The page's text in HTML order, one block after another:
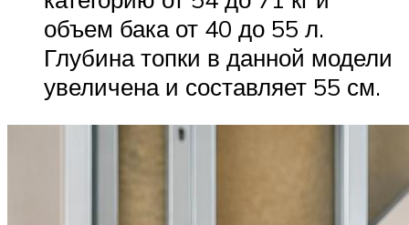
объем бака от 40 до 55 л.
Глубина топки в данной модели
увеличена и составляет 55 см.